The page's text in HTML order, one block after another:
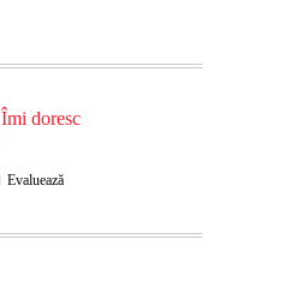
Îmi doresc
Evaluează